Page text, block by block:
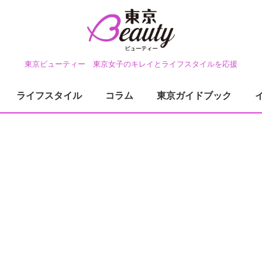
東京ビューティー 東京女子のキレイとライフスタイルを応援
ライフスタイル コラム 東京ガイドブック